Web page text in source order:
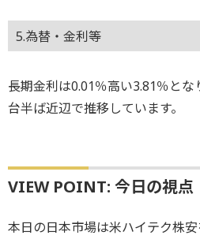
5.為替・金利等
長期金利は0.01％高い3.81％と
台半ば近辺で推移しています。
VIEW POINT: 今日の視点
本日の日本市場は米ハイテク株